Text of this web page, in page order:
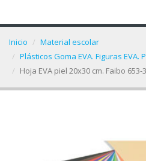
Inicio
Material escolar
Plásticos Goma EVA. Figuras EVA.
Hoja EVA piel 20x30 cm. Faibo 653-